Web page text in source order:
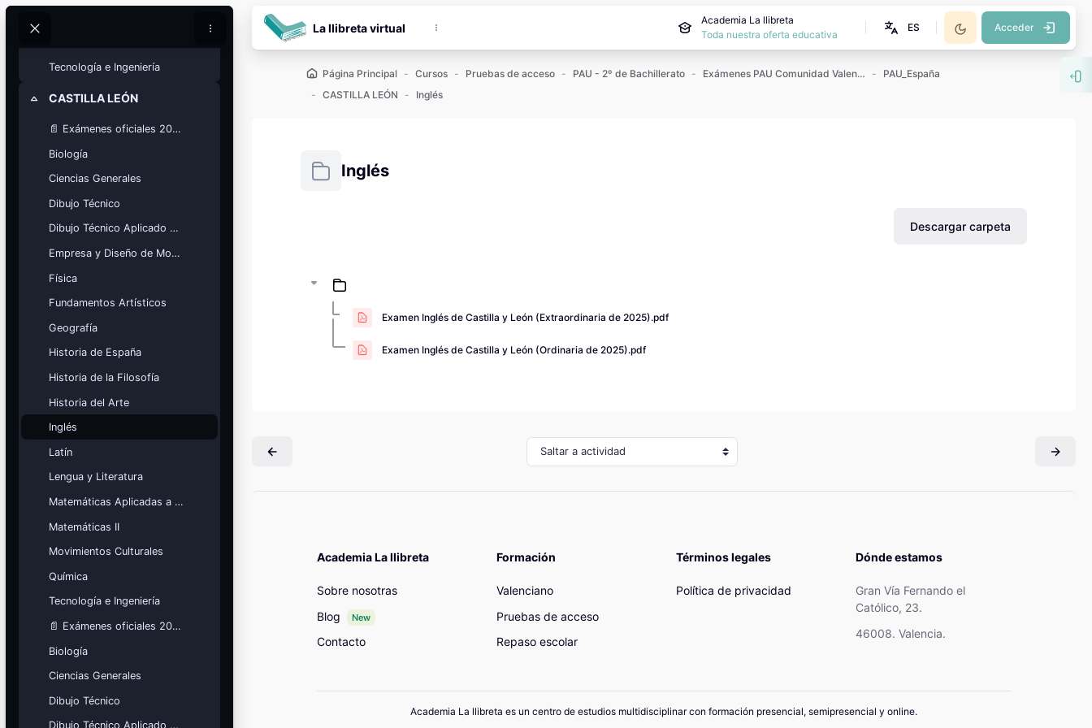
Buscar
BloquesCalendario
académico
Festivos, vacaciones y fechas
Ver calendario
Mis cursos
¡Nos GUSTA lo que hacemos y se
NOTA!
Bloques
Tecnología e Ingeniería
Colapsar
CASTILLA LEÓN
📄 Exámenes oficiales 2025
Biología
Ciencias Generales
Dibujo Técnico
Dibujo Técnico Aplicado a las Artes
Empresa y Diseño de Modelos de Negocio
Física
Fundamentos Artísticos
Geografía
Historia de España
Historia de la Filosofía
Historia del Arte
Inglés
Latín
Lengua y Literatura
Matemáticas Aplicadas a las Ciencias Sociales
Matemáticas II
Movimientos Culturales
Química
Tecnología e Ingeniería
📄 Exámenes oficiales 2026
Biología
Ciencias Generales
Dibujo Técnico
Dibujo Técnico Aplicado a las Artes
La llibreta virtual
Academia La llibreta
Toda nuestra oferta educativa
ES Acceder
Página Principal Cursos Pruebas de acceso PAU - 2º de Bachillerato Exámenes PAU Comunidad Valenciana
PAU_España
CASTILLA LEÓN
Inglés
Inglés
Descargar carpeta
Examen Inglés de Castilla y León (Extraordinaria de 2025).pdf
Examen Inglés de Castilla y León (Ordinaria de 2025).pdf
Saltar a actividad
Academia La llibreta
Sobre nosotras
Blog
New
Contacto
Formación
Valenciano
Pruebas de acceso
Repaso escolar
Términos legales
Política de privacidad
Dónde estamos
Gran Vía Fernando el
Católico, 23.
46008. Valencia.
Academia La llibreta es un centro de estudios multidisciplinar con formación presencial, semipresencial y online.